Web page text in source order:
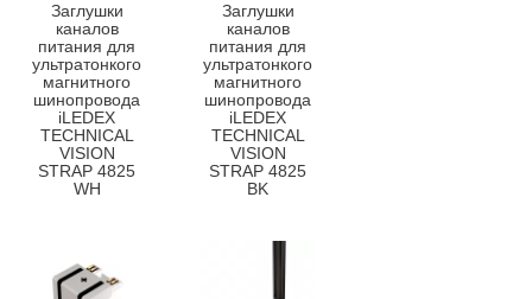
Заглушки
каналов
питания для
ультратонкого
магнитного
шинопровода
iLEDEX
TECHNICAL
VISION
STRAP 4825
WH
Заглушки
каналов
питания для
ультратонкого
магнитного
шинопровода
iLEDEX
TECHNICAL
VISION
STRAP 4825
BK